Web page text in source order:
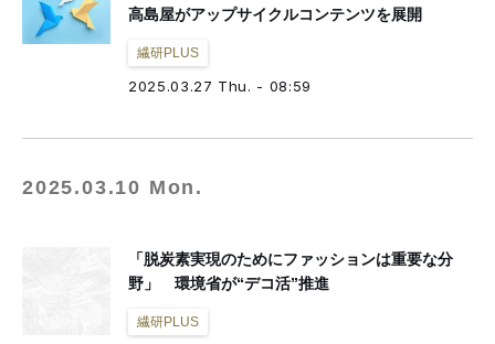
高島屋がアップサイクルコンテンツを展開
繊研PLUS
2025.03.27 Thu. - 08:59
2025.03.10 Mon.
「脱炭素実現のためにファッションは重要な分
野」 環境省が“デコ活”推進
繊研PLUS